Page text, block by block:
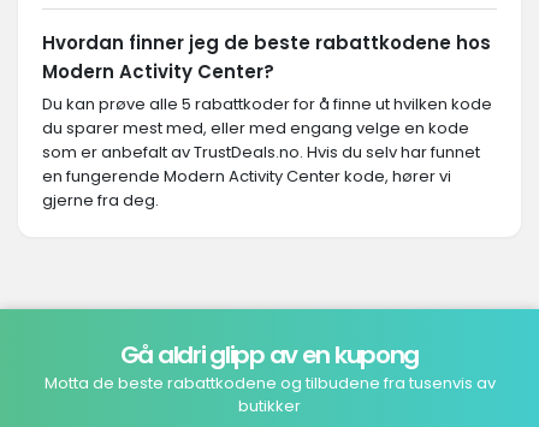
Hvordan finner jeg de beste rabattkodene hos
Modern Activity Center?
Du kan prøve alle 5 rabattkoder for å finne ut hvilken kode
du sparer mest med, eller med engang velge en kode
som er anbefalt av TrustDeals.no. Hvis du selv har funnet
en fungerende Modern Activity Center kode, hører vi
gjerne fra deg.
Gå aldri glipp av en kupong
Motta de beste rabattkodene og tilbudene fra tusenvis av
butikker